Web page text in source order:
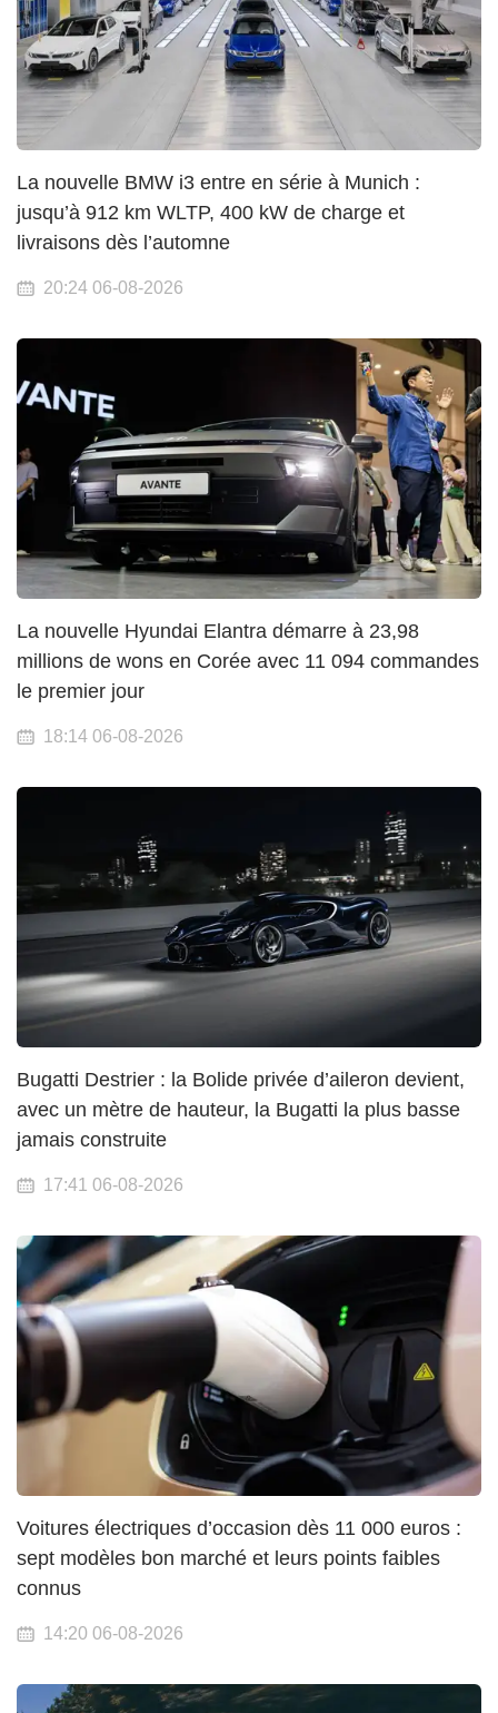
La nouvelle BMW i3 entre en série à Munich :
jusqu’à 912 km WLTP, 400 kW de charge et
livraisons dès l’automne
20:24 06-08-2026
La nouvelle Hyundai Elantra démarre à 23,98
millions de wons en Corée avec 11 094 commandes
le premier jour
18:14 06-08-2026
Bugatti Destrier : la Bolide privée d’aileron devient,
avec un mètre de hauteur, la Bugatti la plus basse
jamais construite
17:41 06-08-2026
Voitures électriques d’occasion dès 11 000 euros :
sept modèles bon marché et leurs points faibles
connus
14:20 06-08-2026